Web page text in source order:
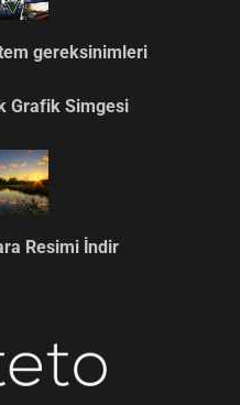
gereksinimleri
Grafik Simgesi
Resimi İndir